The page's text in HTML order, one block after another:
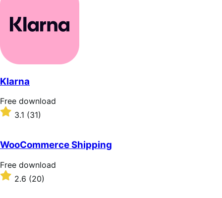
Klarna
Free
download
Free download
Rated
of
5
stars
3.1 (31)
WooCommerce Shipping
Free
download
Free download
Rated
2.6
2.6 (20)